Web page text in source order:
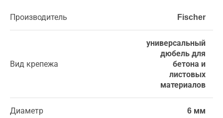
Производитель Fischer
Вид крепежа
универсальный
дюбель для
бетона и
листовых
материалов
Диаметр 6 мм